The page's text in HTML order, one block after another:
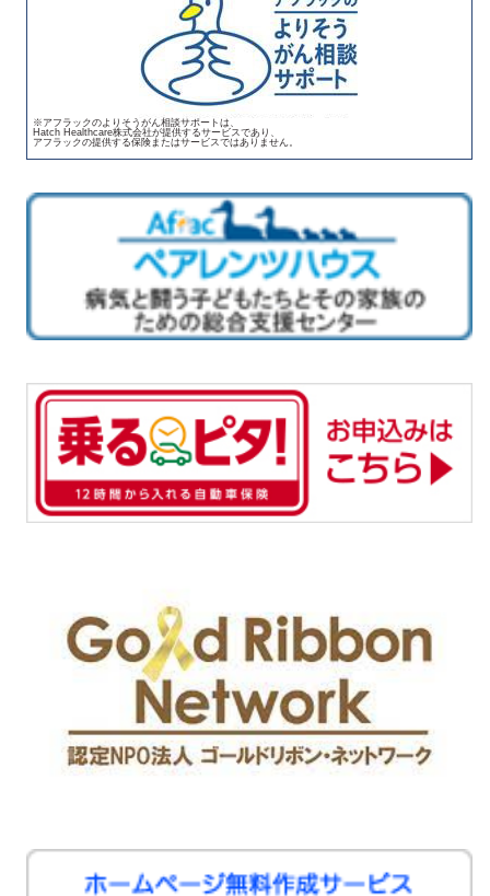
※アフラックのよりそうがん相談サポートは、
Hatch Healthcare株式会社が提供するサービスであり、
アフラックの提供する保険またはサービスではありません。